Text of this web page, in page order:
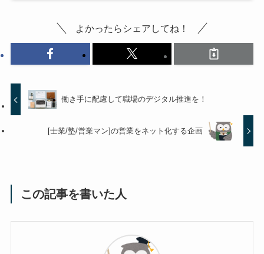
よかったらシェアしてね！
働き手に配慮して職場のデジタル推進を！
[士業/塾/営業マン]の営業をネット化する企画
この記事を書いた人